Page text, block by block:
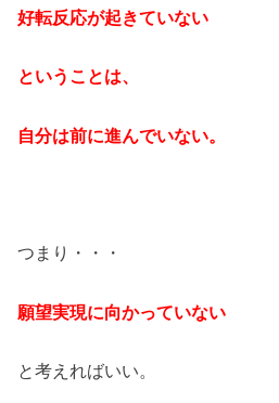
好転反応が起きていない
ということは、
自分は前に進んでいない。
つまり・・・
願望実現に向かっていない
と考えればいい。